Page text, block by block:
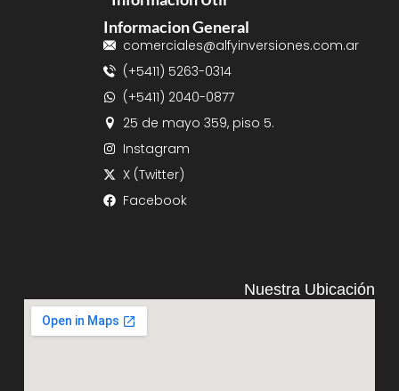
Informacion General
comerciales@alfyinversiones.com.ar
(+5411) 5263-0314
(+5411) 2040-0877
25 de mayo 359, piso 5.
Instagram
X (Twitter)
Facebook
Nuestra Ubicación